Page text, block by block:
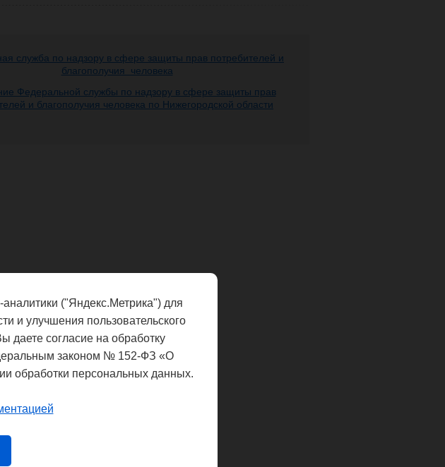
служба по надзору в сфере защиты прав потребителей и
благополучия человека
Федеральной службы по надзору в сфере защиты прав
и благополучия человека по Нижегородской области
("Яндекс.Метрика") для
и улучшения пользовательского
даете согласие на обработку
законом № 152-ФЗ «О
обработки персональных данных.